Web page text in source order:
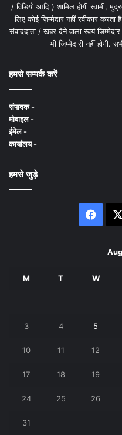
/ विडियो आदि ) शामिल होगी स्वामी,
लिए कोई ज़िम्मेदार नहीं स्वीकार
संवाददाता / खबर देने वाला स्वयं
भी जिम्मेदारी नहीं होगी.
हमसे सम्पर्क करें
संपादक -
मोबाइल -
ईमेल -
कार्यालय -
हमसे जुड़े
M T W
3 4 5
10 11 12
17 18 19
24 25 26
31